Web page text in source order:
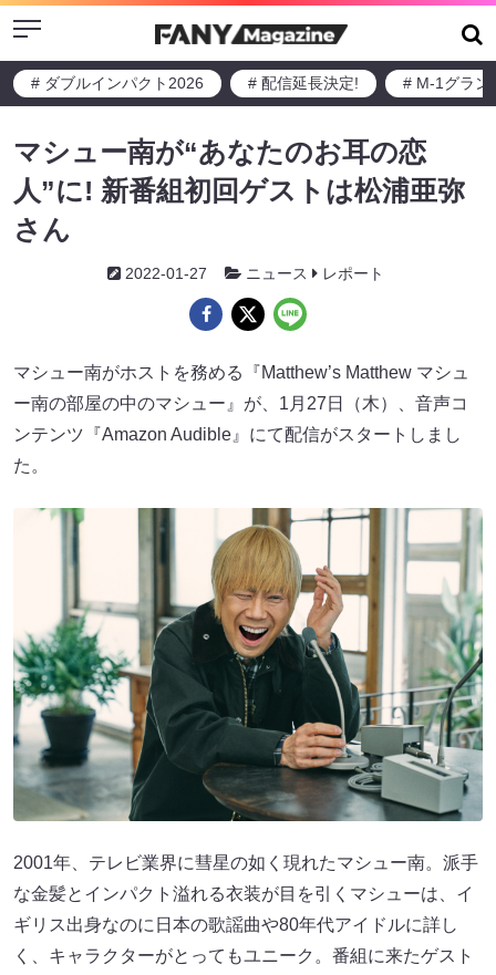
Menu
# ダブルインパクト2026 # 配信延長決定! # M-1グラン
マシュー南が“あなたのお耳の恋
人”に! 新番組初回ゲストは松浦亜弥
さん
2022-01-27 ニュース レポート
マシュー南がホストを務める『Matthew’s Matthew マシュ
ー南の部屋の中のマシュー』が、1月27日（木）、音声コ
ンテンツ『Amazon Audible』にて配信がスタートしまし
た。
2001年、テレビ業界に彗星の如く現れたマシュー南。派手
な金髪とインパクト溢れる衣装が目を引くマシューは、イ
ギリス出身なのに日本の歌謡曲や80年代アイドルに詳し
く、キャラクターがとってもユニーク。番組に来たゲスト